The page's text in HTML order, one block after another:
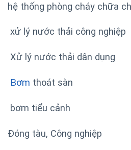
hệ thống phòng cháy chữa
xử lý nước thải công nghiệp
Xử lý nước thải dân dụng
Bơm thoát sàn
bơm tiểu cảnh
Đóng tàu, Công nghiệp